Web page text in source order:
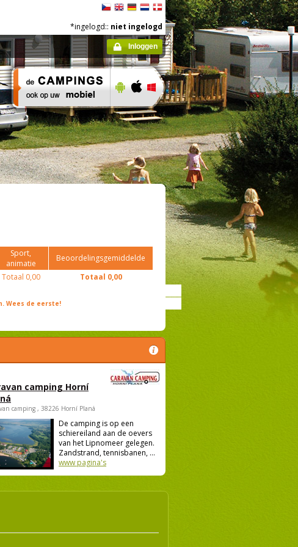
*ingelogd:: niet ingelogd
Inloggen
Sport,
animatie
Beoordelingsgemiddelde
Totaal 0,00 Totaal 0,00
Wees de eerste!
camping Horní
camping , 38226 Horní Planá
De camping is op een
schiereiland aan de oevers
van het Lipnomeer gelegen.
Zandstrand, tennisbanen, ...
www pagina's